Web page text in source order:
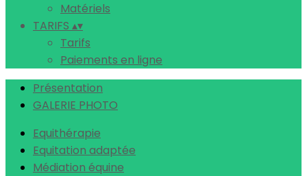
Matériels
TARIFS ▴▾
Tarifs
Paiements en ligne
Présentation
GALERIE PHOTO
Equithérapie
Equitation adaptée
Médiation équine